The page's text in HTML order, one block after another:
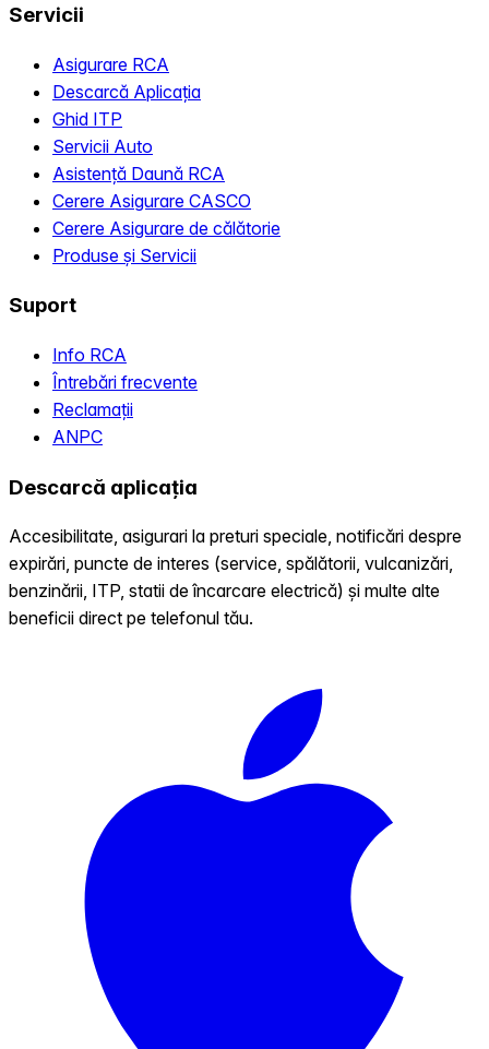
Servicii
Asigurare RCA
Descarcă Aplicația
Ghid ITP
Servicii Auto
Asistență Daună RCA
Cerere Asigurare CASCO
Cerere Asigurare de călătorie
Produse și Servicii
Suport
Info RCA
Întrebări frecvente
Reclamații
ANPC
Descarcă aplicația
Accesibilitate, asigurari la preturi speciale, notificări despre
expirări, puncte de interes (service, spălătorii, vulcanizări,
benzinării, ITP, statii de încarcare electrică) și multe alte
beneficii direct pe telefonul tău.